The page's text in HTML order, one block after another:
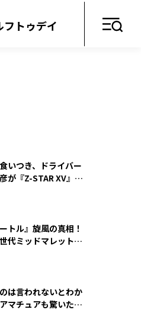
フトゥデイ
いつき、ドライバー
が『Z-STAR XV』を
トル』旋風の真相！
代ミッドマレットが
は言われないとわか
マチュアも驚いた